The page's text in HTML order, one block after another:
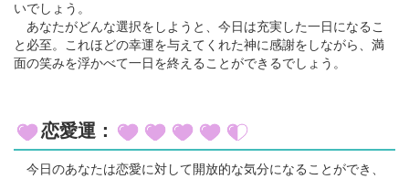
いでしょう。
あなたがどんな選択をしようと、今日は充実した一日になるこ
と必至。これほどの幸運を与えてくれた神に感謝をしながら、満
面の笑みを浮かべて一日を終えることができるでしょう。
恋愛運：
今日のあなたは恋愛に対して開放的な気分になることができ、